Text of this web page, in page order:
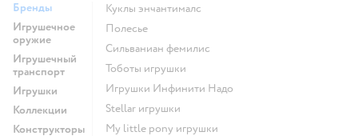
Бренды
Игрушечное
оружие
Игрушечный
транспорт
Игрушки
Коллекции
Конструкторы
Куклы энчантималс
Полесье
Сильваниан фемилис
Тоботы игрушки
Игрушки Инфинити Надо
Stellar игрушки
my little pony игрушки